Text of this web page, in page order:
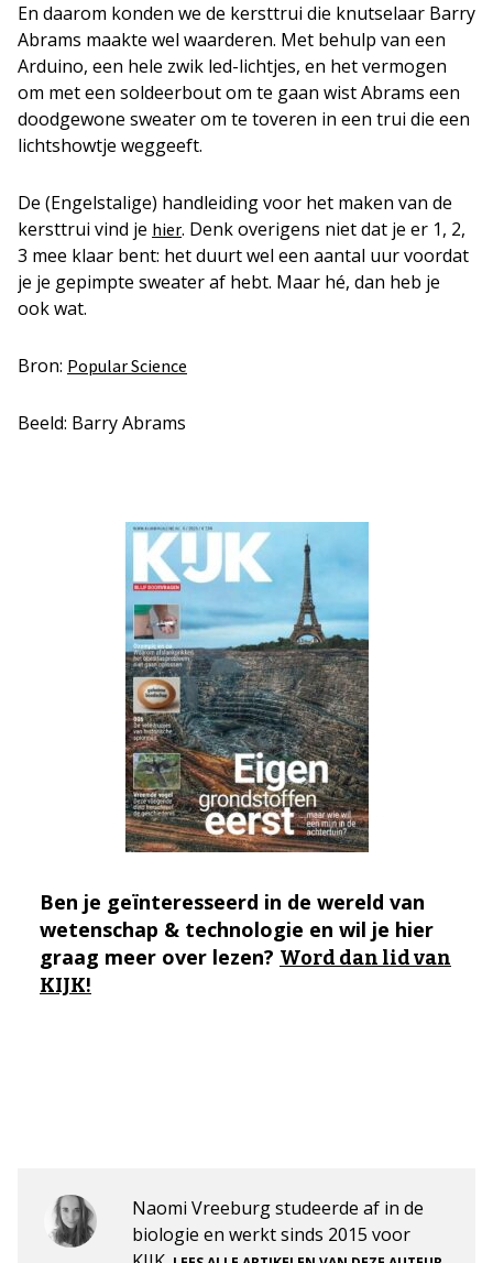
En daarom konden we de kersttrui die knutselaar Barry
Abrams maakte wel waarderen. Met behulp van een
Arduino, een hele zwik led-lichtjes, en het vermogen
om met een soldeerbout om te gaan wist Abrams een
doodgewone sweater om te toveren in een trui die een
lichtshowtje weggeeft.
De (Engelstalige) handleiding voor het maken van de
kersttrui vind je hier. Denk overigens niet dat je er 1, 2,
3 mee klaar bent: het duurt wel een aantal uur voordat
je je gepimpte sweater af hebt. Maar hé, dan heb je
ook wat.
Bron: Popular Science
Beeld: Barry Abrams
Ben je geïnteresseerd in de wereld van
wetenschap & technologie en wil je hier
graag meer over lezen? Word dan lid van
KIJK!
Naomi Vreeburg studeerde af in de
biologie en werkt sinds 2015 voor